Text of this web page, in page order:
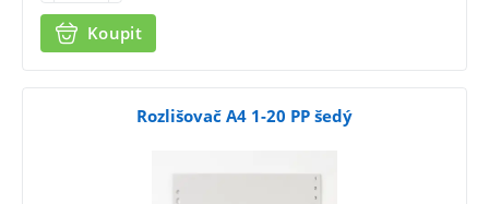
Koupit
Rozlišovač A4 1-20 PP šedý